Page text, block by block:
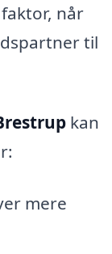
når
til
kan
mere